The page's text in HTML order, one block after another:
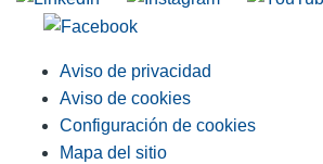
Aviso de privacidad
Aviso de cookies
Configuración de cookies
Mapa del sitio